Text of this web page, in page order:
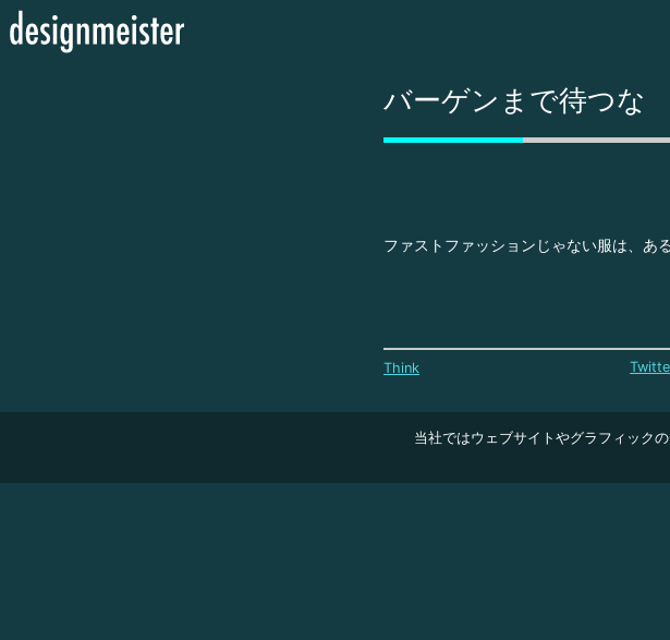
バーゲンまで待つな
ファストファッションじゃない服は、あ
Think
当社ではウェブサイトやグラフィック